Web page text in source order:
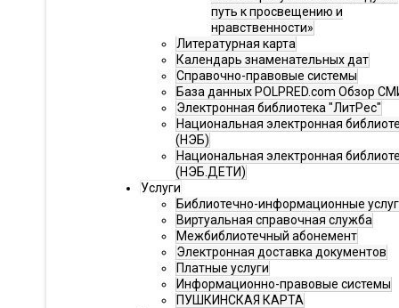
путь к просвещению и
нравственности»
Литературная карта
Календарь знаменательных дат
Справочно-правовые системы
База данных POLPRED.com Обзор
Электронная библиотека "ЛитРес"
Национальная электронная
(НЭБ)
Национальная электронная
(НЭБ.ДЕТИ)
Услуги
Библиотечно-информационные
Виртуальная справочная служба
Межбиблиотечный абонемент
Электронная доставка документов
Платные услуги
Информационно-правовые системы
ПУШКИНСКАЯ КАРТА